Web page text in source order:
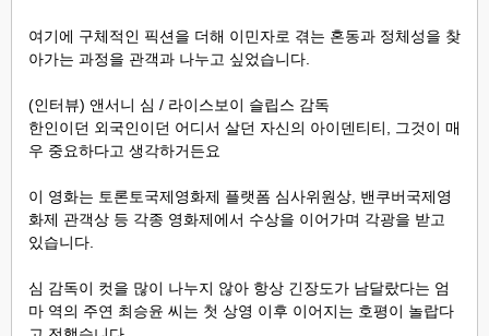
여기에 구체적인 픽션을 더해 이민자로 겪는 혼동과 정체성을 찾
아가는 과정을 관객과 나누고 싶었습니다.
(인터뷰) 앤서니 심 / 라이스보이 슬립스 감독
한인이던 외국인이던 어디서 살던 자신의 아이덴티티, 그것이 매
우 중요하다고 생각하거든요
이 영화는 토론토국제영화제 플랫폼 심사위원상, 밴쿠버국제영
화제 관객상 등 각종 영화제에서 수상을 이어가며 각광을 받고
있습니다.
심 감독이 컷을 많이 나누지 않아 항상 긴장도가 남달랐다는 엄
마 역의 주연 최승윤 씨는 첫 상영 이후 이어지는 호평이 놀랍다